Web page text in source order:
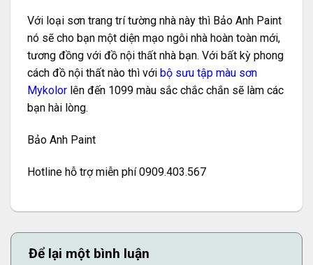
Với loại sơn trang trí tường nhà này thì Bảo Anh Paint
nó sẽ cho bạn một diện mạo ngôi nhà hoàn toàn mới,
tương đồng với đồ nội thất nhà bạn. Với bất kỳ phong
cách đồ nội thất nào thì với bộ sưu tập màu sơn
Mykolor lên đến 1099 màu sắc chắc chắn sẽ làm các
bạn hài lòng.
Bảo Anh Paint
Hotline hỗ trợ miễn phí 0909.403.567
Để lại một bình luận